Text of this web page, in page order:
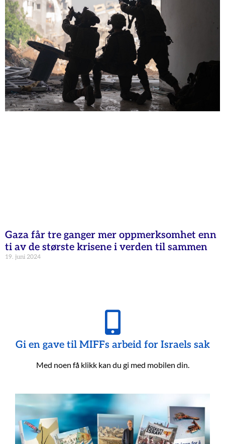
Gaza får tre ganger mer oppmerksomhet enn
ti av de største krisene i verden til sammen
19. juni 2024
Gi en gave til MIFFs arbeid for Israels sak
Med noen få klikk kan du gi med mobilen din.